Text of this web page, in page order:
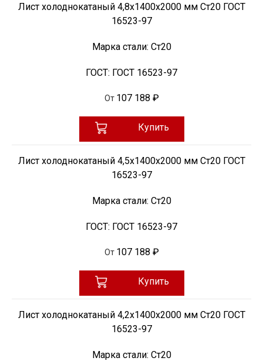
Лист холоднокатаный 4,8х1400х2000 мм Ст20 ГОСТ
16523-97
Марка стали: Ст20
ГОСТ: ГОСТ 16523-97
От 107 188 ₽
Купить
Лист холоднокатаный 4,5х1400х2000 мм Ст20 ГОСТ
16523-97
Марка стали: Ст20
ГОСТ: ГОСТ 16523-97
От 107 188 ₽
Купить
Лист холоднокатаный 4,2х1400х2000 мм Ст20 ГОСТ
16523-97
Марка стали: Ст20